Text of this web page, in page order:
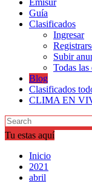
Emisur
Guía
Clasificados
Ingresar
Subir
Todas las
Blog
Clasificados
CLIMA EN
Tu estas aquí
Inicio
2021
abril